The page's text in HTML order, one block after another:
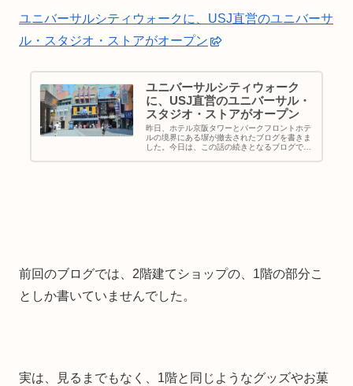
ユニバーサルシティウォークに、USJ直営のユニバーサ
ル・スタジオ・ストアがオープン
ユニバーサルシティウォーク
に、USJ直営のユニバーサル・
スタジオ・ストアがオープン
昨日、ホテル京阪タワーとパークフロントホテ
ルの境界にある塀が撤去されたブログを書きま
した。今日は、この話の続きとなるブログで
前回のブログでは、2階建てショップの、1階の部分こ
としか書いていませんでした。
実は、見るまでもなく、1階と同じようなグッズやお菓